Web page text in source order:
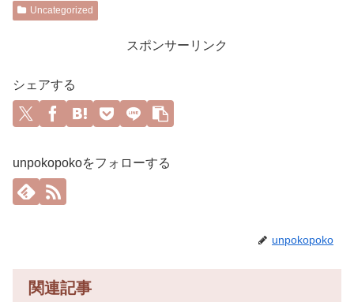
Uncategorized
スポンサーリンク
シェアする
unpokopokoをフォローする
unpokopoko
関連記事